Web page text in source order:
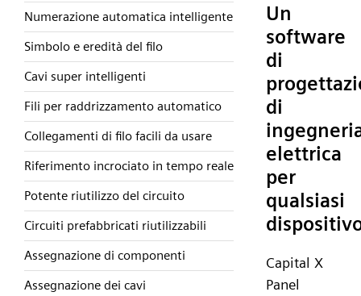
Numerazione automatica intelligente
Simbolo e eredità del filo
Cavi super intelligenti
Fili per raddrizzamento automatico
Collegamenti di filo facili da usare
Riferimento incrociato in tempo reale
Potente riutilizzo del circuito
Circuiti prefabbricati riutilizzabili
Assegnazione di componenti
Assegnazione dei cavi
Un
software
di
di
elettrica
per
qualsiasi
Capital X
Panel